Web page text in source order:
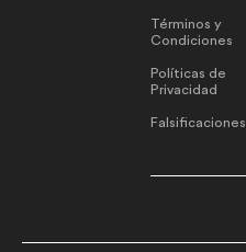
Términos y
Condiciones
Políticas de
Privacidad
Falsificaciones